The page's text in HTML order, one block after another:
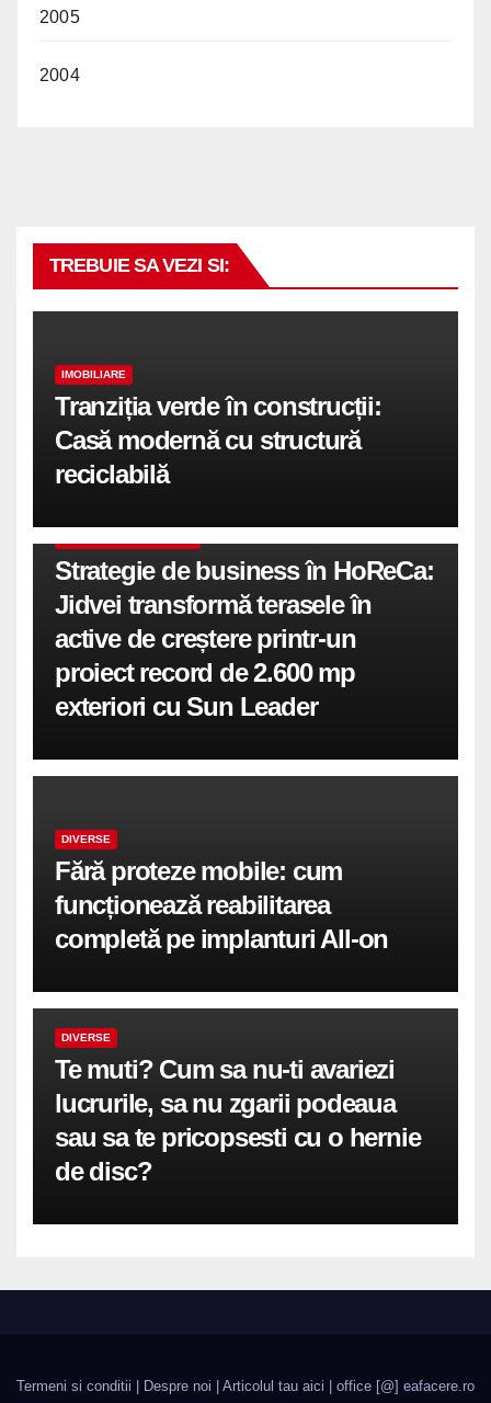
2005
2004
TREBUIE SA VEZI SI:
IMOBILIARE
Tranziția verde în construcții:
Casă modernă cu structură
reciclabilă
Strategie de business în HoReCa:
Jidvei transformă terasele în
active de creștere printr-un
proiect record de 2.600 mp
exteriori cu Sun Leader
DIVERSE
Fără proteze mobile: cum
funcționează reabilitarea
completă pe implanturi All-on
DIVERSE
Te muti? Cum sa nu-ti avariezi
lucrurile, sa nu zgarii podeaua
sau sa te pricopsesti cu o hernie
de disc?
Termeni si conditii Despre noi Articolul tau aici | office [@] eafacere.ro